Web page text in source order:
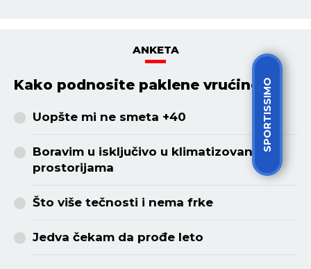
SPORTISSIMO
ANKETA
Kako podnosite paklene vrućine?
Uopšte mi ne smeta +40
Boravim u isključivo u klimatizovanim
prostorijama
Što više tečnosti i nema frke
Jedva čekam da prođe leto